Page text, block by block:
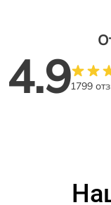
4.91799